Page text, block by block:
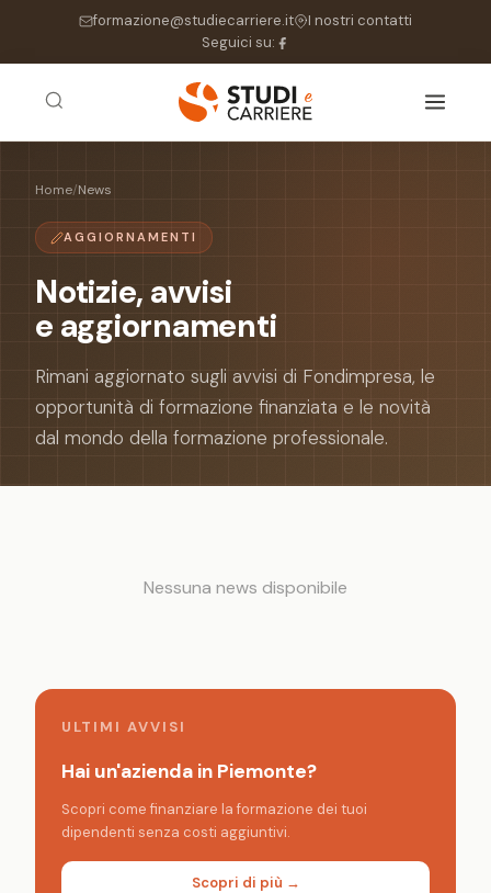
formazione@studiecarriere.it
I nostri contatti
Seguici su:
Home/News
AGGIORNAMENTI
Notizie, avvisi
e aggiornamenti
Rimani aggiornato sugli avvisi di Fondimpresa, le
opportunità di formazione finanziata e le novità
dal mondo della formazione professionale.
Nessuna news disponibile
ULTIMI AVVISI
Hai un'azienda in Piemonte?
Scopri come finanziare la formazione dei tuoi
dipendenti senza costi aggiuntivi.
Scopri di più →